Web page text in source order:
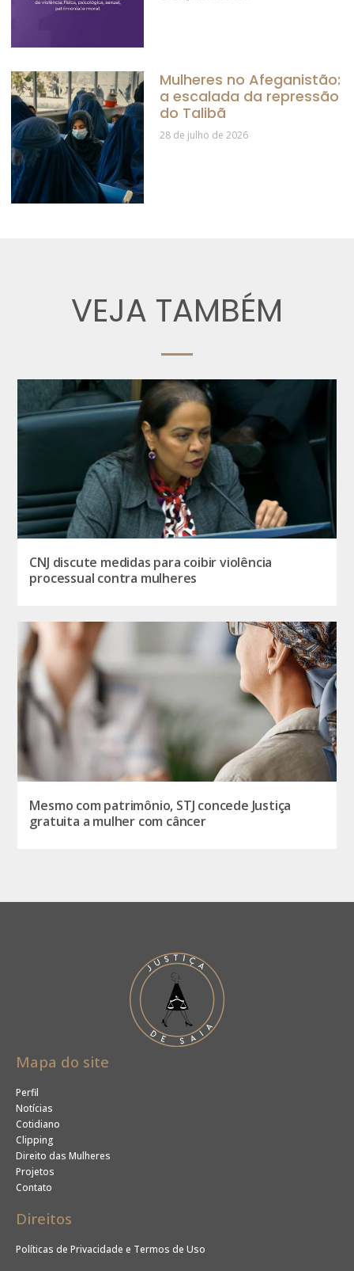
Mulheres no Afeganistão:
a escalada da repressão
do Talibã
28 de julho de 2026
VEJA TAMBÉM
CNJ discute medidas para coibir violência
processual contra mulheres
Mesmo com patrimônio, STJ concede Justiça
gratuita a mulher com câncer
Mapa do site
Perfil
Notícias
Cotidiano
Clipping
Direito das Mulheres
Projetos
Contato
Direitos
Políticas de Privacidade e Termos de Uso